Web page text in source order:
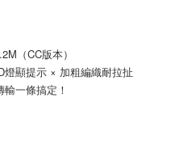
之「AFTEE先享後付」服務完成之交
資料，並將交易相關給付款項請求債
者引起之損失，本公司不負相關責
)免運費
（CC版本）
顯提示 × 加粗編織耐拉扯
一條搞定！